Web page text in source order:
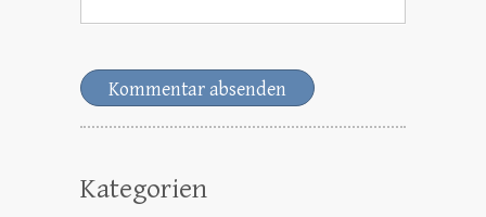
Kategorien